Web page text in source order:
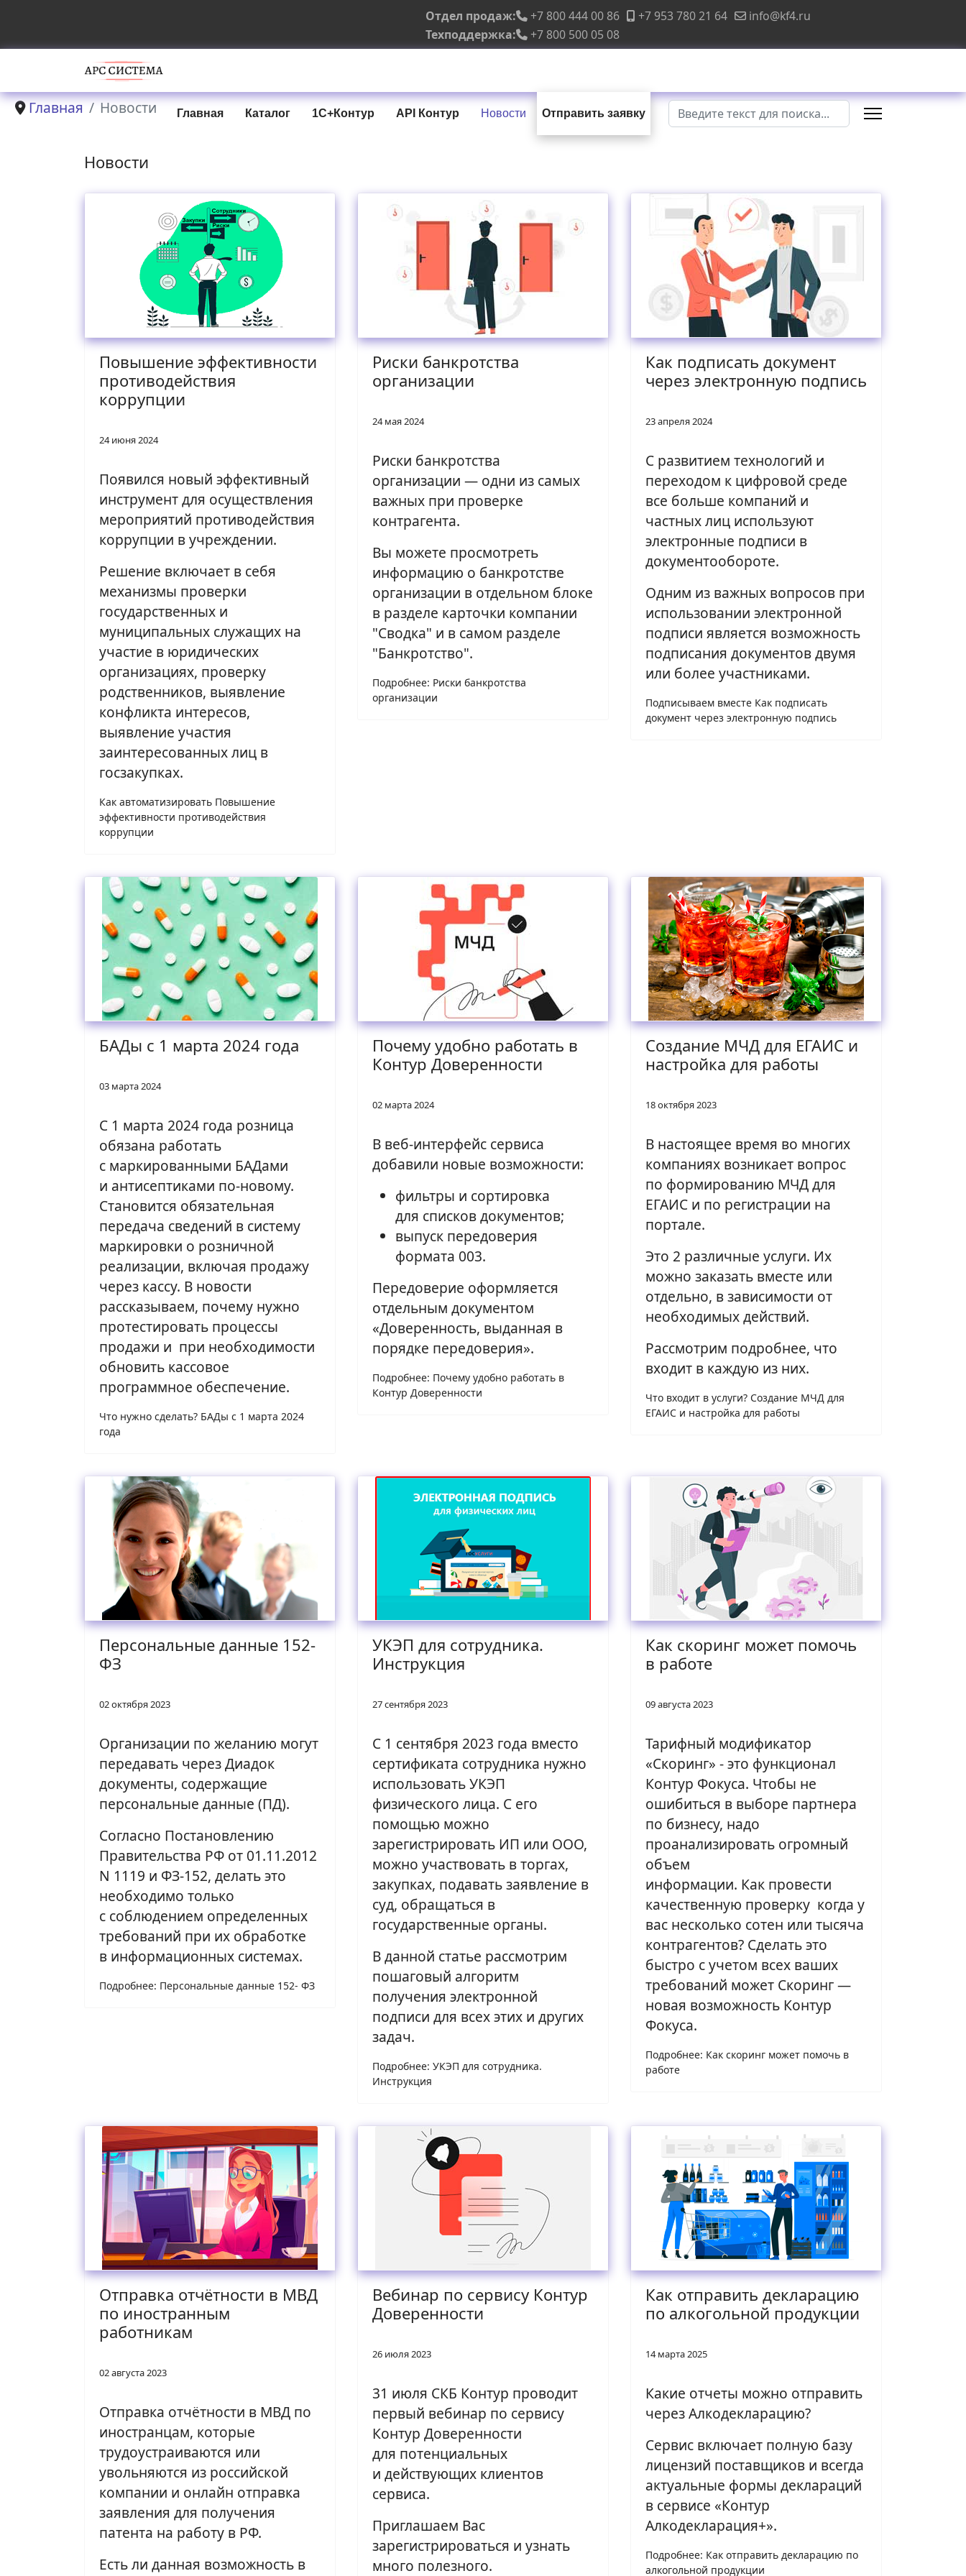
Отдел продаж: +7 800 444 00 86 +7 953 780 21 64
info@kf4.ru
Техподдержка:
+7 800 500 05 08
Главная Каталог 1С+Контур API Контур Новости Отправить заявку Поиск
Главная Новости
Новости
Повышение эффективности
противодействия
коррупции
24 июня 2024
Появился новый эффективный
инструмент для осуществления
мероприятий противодействия
коррупции в учреждении.
Решение включает в себя
механизмы проверки
государственных и
муниципальных служащих на
участие в юридических
организациях, проверку
родственников, выявление
конфликта интересов,
выявление участия
заинтересованных лиц в
госзакупках.
Как автоматизировать Повышение
эффективности противодействия
коррупции
Риски банкротства
организации
24 мая 2024
Риски банкротства
организации — одни из самых
важных при проверке
контрагента.
Вы можете просмотреть
информацию о банкротстве
организации в отдельном блоке
в разделе карточки компании
"Сводка" и в самом разделе
"Банкротство".
Подробнее: Риски банкротства
организации
Как подписать документ
через электронную подпись
23 апреля 2024
С развитием технологий и
переходом к цифровой среде
все больше компаний и
частных лиц используют
электронные подписи в
документообороте.
Одним из важных вопросов при
использовании электронной
подписи является возможность
подписания документов двумя
или более участниками.
Подписываем вместе Как подписать
документ через электронную подпись
БАДы с 1 марта 2024 года
03 марта 2024
С 1 марта 2024 года розница
обязана работать
с маркированными БАДами
и антисептиками по-новому.
Становится обязательная
передача сведений в систему
маркировки о розничной
реализации, включая продажу
через кассу. В новости
рассказываем, почему нужно
протестировать процессы
продажи и при необходимости
обновить кассовое
программное обеспечение.
Что нужно сделать? БАДы с 1 марта 2024
года
Почему удобно работать в
Контур Доверенности
02 марта 2024
В веб-интерфейс сервиса
добавили новые возможности:
фильтры и сортировка
для списков документов;
выпуск передоверия
формата 003.
Передоверие оформляется
отдельным документом
«Доверенность, выданная в
порядке передоверия».
Подробнее: Почему удобно работать в
Контур Доверенности
Создание МЧД для ЕГАИС и
настройка для работы
18 октября 2023
В настоящее время во многих
компаниях возникает вопрос
по формированию МЧД для
ЕГАИС и по регистрации на
портале.
Это 2 различные услуги. Их
можно заказать вместе или
отдельно, в зависимости от
необходимых действий.
Рассмотрим подробнее, что
входит в каждую из них.
Что входит в услуги? Создание МЧД для
ЕГАИС и настройка для работы
Персональные данные 152-
ФЗ
02 октября 2023
Организации по желанию могут
передавать через Диадок
документы, содержащие
персональные данные (ПД).
Согласно Постановлению
Правительства РФ от 01.11.2012
N 1119 и ФЗ-152, делать это
необходимо только
с соблюдением определенных
требований при их обработке
в информационных системах.
Подробнее: Персональные данные 152- ФЗ
УКЭП для сотрудника.
Инструкция
27 сентября 2023
С 1 сентября 2023 года вместо
сертификата сотрудника нужно
использовать УКЭП
физического лица. С его
помощью можно
зарегистрировать ИП или ООО,
можно участвовать в торгах,
закупках, подавать заявление в
суд, обращаться в
государственные органы.
В данной статье рассмотрим
пошаговый алгоритм
получения электронной
подписи для всех этих и других
задач.
Подробнее: УКЭП для сотрудника.
Инструкция
Как скоринг может помочь
в работе
09 августа 2023
Тарифный модификатор
«Скоринг» - это функционал
Контур Фокуса. Чтобы не
ошибиться в выборе партнера
по бизнесу, надо
проанализировать огромный
объем
информации. Как провести
качественную проверку когда у
вас несколько сотен или тысяча
контрагентов? Сделать это
быстро с учетом всех ваших
требований может Скоринг —
новая возможность Контур
Фокуса.
Подробнее: Как скоринг может помочь в
работе
Отправка отчётности в МВД
по иностранным
работникам
02 августа 2023
Отправка отчётности в МВД по
иностранцам, которые
трудоустраиваются или
увольняются из российской
компании и онлайн отправка
заявления для получения
патента на работу в РФ.
Есть ли данная возможность в
Вебинар по сервису Контур
Доверенности
26 июля 2023
31 июля СКБ Контур проводит
первый вебинар по сервису
Контур Доверенности
для потенциальных
и действующих клиентов
сервиса.
Приглашаем Вас
зарегистрироваться и узнать
много полезного.
Как отправить декларацию
по алкогольной продукции
14 марта 2025
Какие отчеты можно отправить
через Алкодекларацию?
Сервис включает полную базу
лицензий поставщиков и всегда
актуальные формы деклараций
в сервисе «Контур
Алкодекларация+».
Подробнее: Как отправить декларацию по
алкогольной продукции